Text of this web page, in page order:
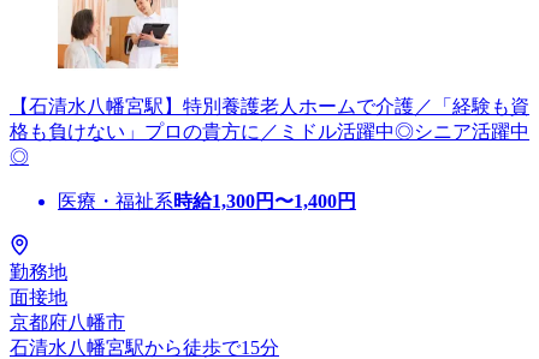
【石清水八幡宮駅】特別養護老人ホームで介護／「経験も資
格も負けない」プロの貴方に／ミドル活躍中◎シニア活躍中
◎
医療・福祉系時給1,300円〜1,400円
勤務地
面接地
京都府八幡市
石清水八幡宮駅から徒歩で15分